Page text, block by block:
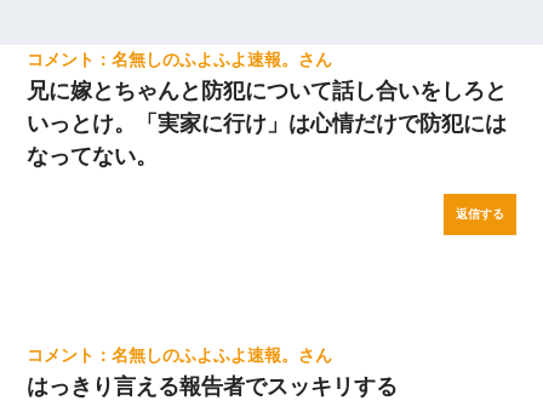
名無しのふよふよ速報。
兄に嫁とちゃんと防犯について話し合いをしろと
いっとけ。「実家に行け」は心情だけで防犯には
なってない。
返信する
名無しのふよふよ速報。
はっきり言える報告者でスッキリする